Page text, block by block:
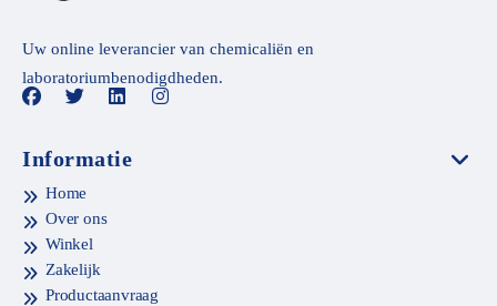
Uw online leverancier van chemicaliën en
laboratoriumbenodigdheden.
Informatie
Home
Over ons
Winkel
Zakelijk
Productaanvraag